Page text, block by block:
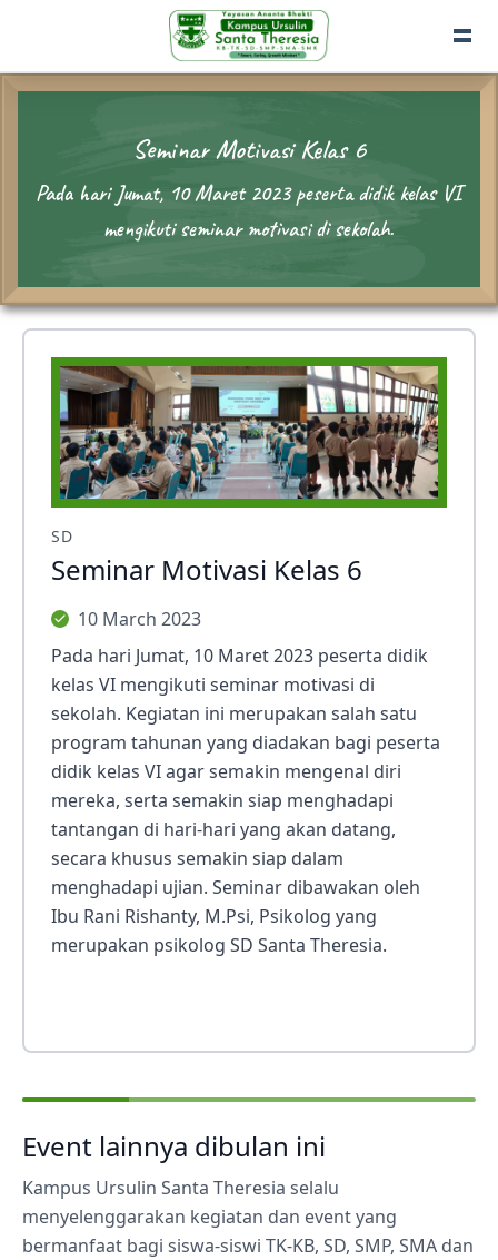
Seminar Motivasi Kelas 6
Pada hari Jumat, 10 Maret 2023 peserta didik kelas VI
mengikuti seminar motivasi di sekolah.
SD
Seminar Motivasi Kelas 6
10 March 2023
Pada hari Jumat, 10 Maret 2023 peserta didik
kelas VI mengikuti seminar motivasi di
sekolah. Kegiatan ini merupakan salah satu
program tahunan yang diadakan bagi peserta
didik kelas VI agar semakin mengenal diri
mereka, serta semakin siap menghadapi
tantangan di hari-hari yang akan datang,
secara khusus semakin siap dalam
menghadapi ujian. Seminar dibawakan oleh
Ibu Rani Rishanty, M.Psi, Psikolog yang
merupakan psikolog SD Santa Theresia.
Event lainnya dibulan ini
Kampus Ursulin Santa Theresia selalu
menyelenggarakan kegiatan dan event yang
bermanfaat bagi siswa-siswi TK-KB, SD, SMP, SMA dan